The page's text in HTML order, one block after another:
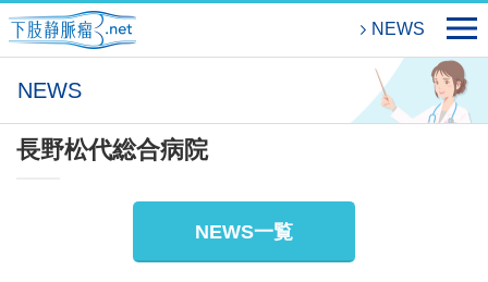
NEWS
NEWS
長野松代総合病院
NEWS一覧